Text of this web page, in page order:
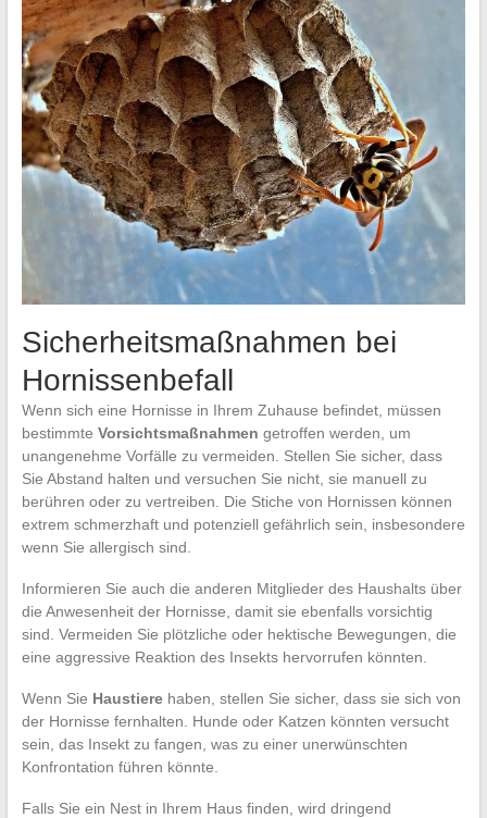
Sicherheitsmaßnahmen bei
Hornissenbefall
Wenn sich eine Hornisse in Ihrem Zuhause befindet, müssen
bestimmte Vorsichtsmaßnahmen getroffen werden, um
unangenehme Vorfälle zu vermeiden. Stellen Sie sicher, dass
Sie Abstand halten und versuchen Sie nicht, sie manuell zu
berühren oder zu vertreiben. Die Stiche von Hornissen können
extrem schmerzhaft und potenziell gefährlich sein, insbesondere
wenn Sie allergisch sind.
Informieren Sie auch die anderen Mitglieder des Haushalts über
die Anwesenheit der Hornisse, damit sie ebenfalls vorsichtig
sind. Vermeiden Sie plötzliche oder hektische Bewegungen, die
eine aggressive Reaktion des Insekts hervorrufen könnten.
Wenn Sie Haustierehaben, stellen Sie sicher, dass sie sich von
der Hornisse fernhalten. Hunde oder Katzen könnten versucht
sein, das Insekt zu fangen, was zu einer unerwünschten
Konfrontation führen könnte.
Falls Sie ein Nest in Ihrem Haus finden, wird dringend